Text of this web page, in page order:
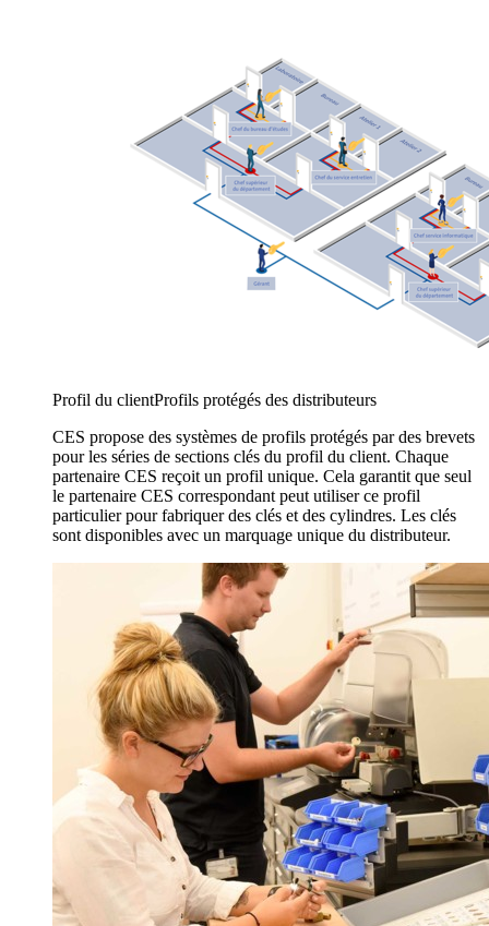
Profil du clientProfils protégés des distributeurs
CES propose des systèmes de profils protégés par des brevets
pour les séries de sections clés du profil du client. Chaque
partenaire CES reçoit un profil unique. Cela garantit que seul
le partenaire CES correspondant peut utiliser ce profil
particulier pour fabriquer des clés et des cylindres. Les clés
sont disponibles avec un marquage unique du distributeur.